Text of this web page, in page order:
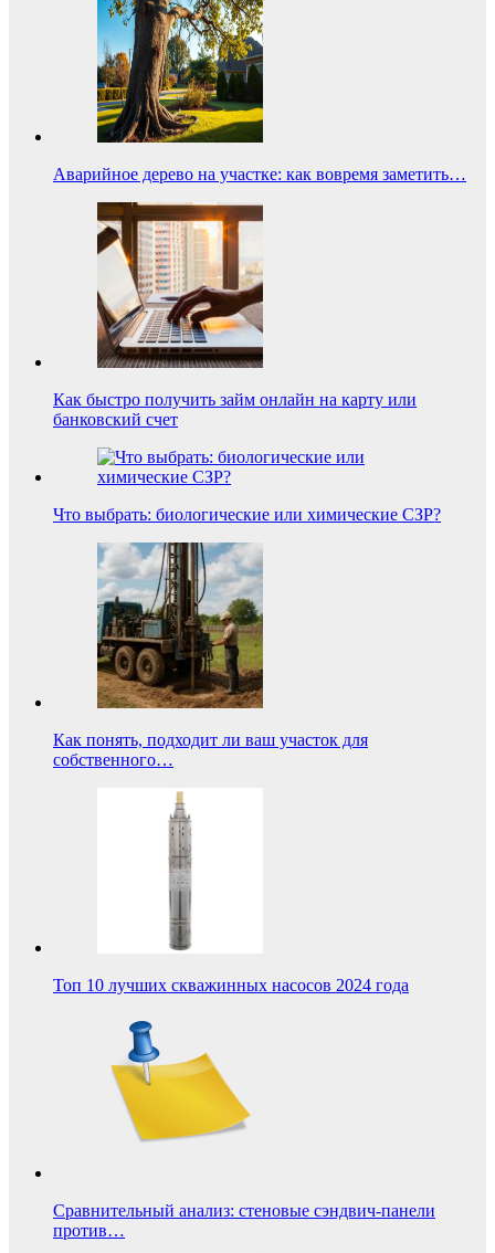
Аварийное дерево на участке: как вовремя заметить…
Как быстро получить займ онлайн на карту или
банковский счет
Что выбрать: биологические или химические СЗР?
Как понять, подходит ли ваш участок для
собственного…
Топ 10 лучших скважинных насосов 2024 года
Сравнительный анализ: стеновые сэндвич-панели
против…